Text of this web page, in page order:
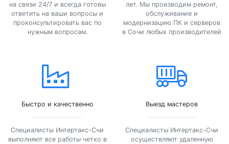
на связи 24/7 и всегда готовы
ответить на ваши вопросы и
проконсультировать вас по
нужным вопросам.
лет. Мы производим ремонт,
обслуживание и
модернизацию ПК и серверов
в Сочи любых производителей
Быстро и качественно
Специалисты Интертакс-Счи
выполняют все работы четко в
Выезд мастеров
Специалисты Интертакс-Счи
осуществляют удаленную